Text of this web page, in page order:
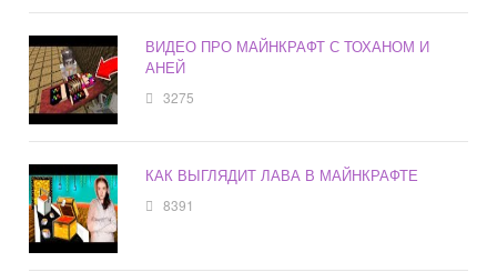
ВИДЕО ПРО МАЙНКРАФТ С ТОХАНОМ И
АНЕЙ
3275
КАК ВЫГЛЯДИТ ЛАВА В МАЙНКРАФТЕ
8391